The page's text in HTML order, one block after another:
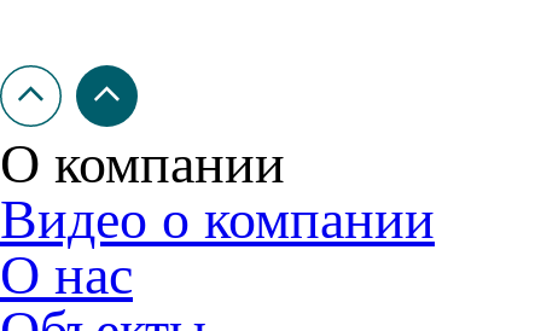
О компании
Видео о компании
О нас